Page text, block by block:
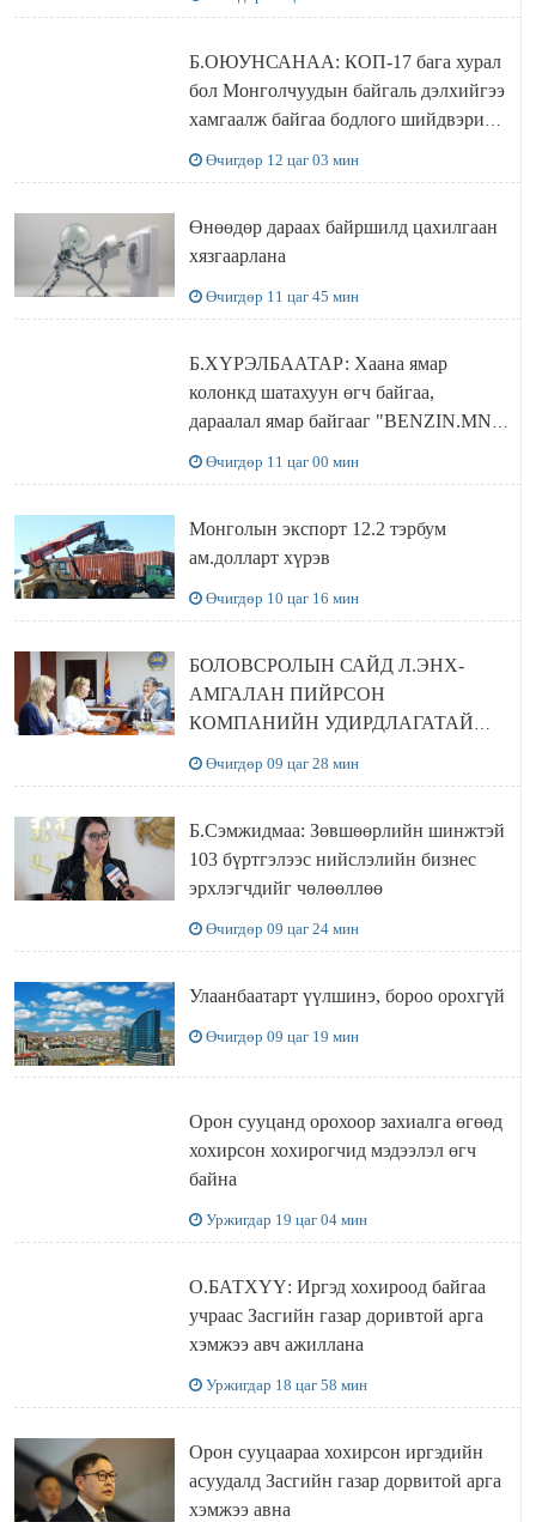
Б.ОЮУНСАНАА: КОП-17 бага хурал
бол Монголчуудын байгаль дэлхийгээ
хамгаалж байгаа бодлого шийдвэрийг
Өчигдөр 12 цаг 03 мин
Өнөөдөр дараах байршилд цахилгаан
хязгаарлана
Өчигдөр 11 цаг 45 мин
Б.ХҮРЭЛБААТАР: Хаана ямар
колонкд шатахуун өгч байгаа,
дараалал ямар байгааг "BENZIN.MN”
Өчигдөр 11 цаг 00 мин
Монголын экспорт 12.2 тэрбум
ам.долларт хүрэв
Өчигдөр 10 цаг 16 мин
БОЛОВСРОЛЫН САЙД Л.ЭНХ-
АМГАЛАН ПИЙРСОН
КОМПАНИЙН УДИРДЛАГАТАЙ
Өчигдөр 09 цаг 28 мин
Б.Сэмжидмаа: Зөвшөөрлийн шинжтэй
103 бүртгэлээс нийслэлийн бизнес
эрхлэгчдийг чөлөөллөө
Өчигдөр 09 цаг 24 мин
Улаанбаатарт үүлшинэ, бороо орохгүй
Өчигдөр 09 цаг 19 мин
Орон сууцанд орохоор захиалга өгөөд
хохирсон хохирогчид мэдээлэл өгч
байна
Уржигдар 19 цаг 04 мин
О.БАТХҮҮ: Иргэд хохироод байгаа
учраас Засгийн газар доривтой арга
хэмжээ авч ажиллана
Уржигдар 18 цаг 58 мин
Орон сууцаараа хохирсон иргэдийн
асуудалд Засгийн газар дорвитой арга
хэмжээ авна